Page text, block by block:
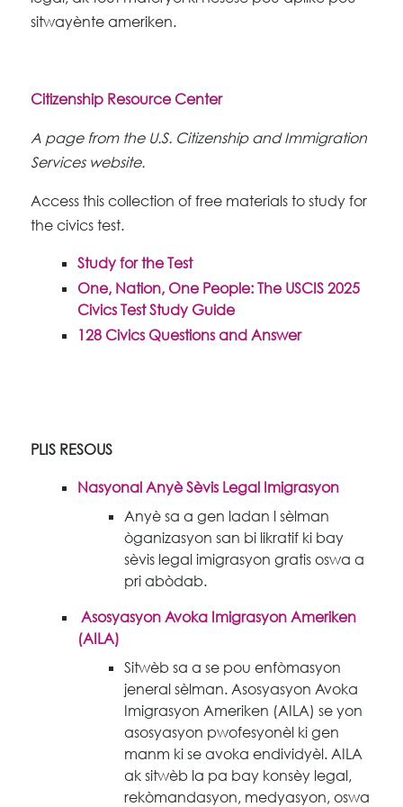
sitwayènte ameriken.
Citizenship Resource Center
A page from the U.S. Citizenship and Immigration
Services website.
Access this collection of free materials to study for
the civics test.
Study for the Test
One, Nation, One People: The USCIS 2025
Civics Test Study Guide
128 Civics Questions and Answer
PLIS RESOUS
NasyonalAnyè Sèvis Legal Imigrasyon
Anyè sa a gen ladan l sèlman
òganizasyon san bi likratif ki bay
sèvis legal imigrasyon gratis oswa a
pri abòdab.
Asosyasyon Avoka Imigrasyon Ameriken
(AILA)
Sitwèb sa a se pou enfòmasyon
jeneral sèlman. Asosyasyon Avoka
Imigrasyon Ameriken (AILA) se yon
asosyasyon pwofesyonèl ki gen
manm ki se avoka endividyèl. AILA
ak sitwèb la pa bay konsèy legal,
rekòmandasyon, medyasyon, oswa